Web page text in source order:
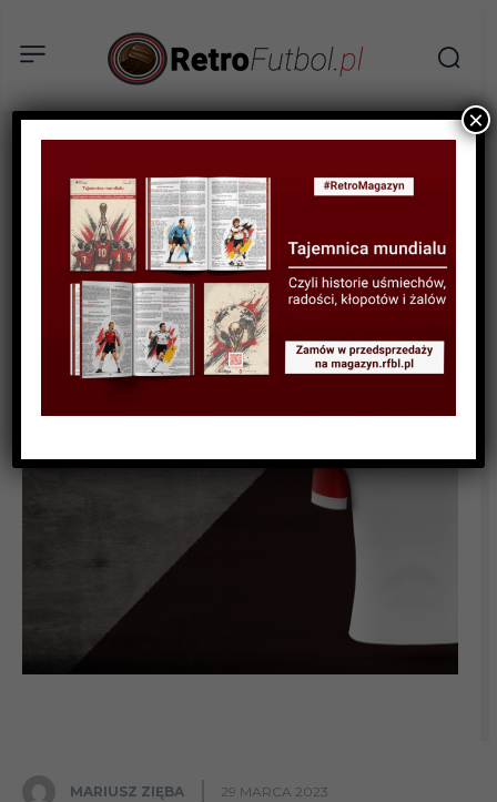
BIOGRAFIE PIŁKARZY
Pierwsi zawodowcy w
historii polskiej piłki
MARIUSZ ZIĘBA 29 MARCA 2023
×